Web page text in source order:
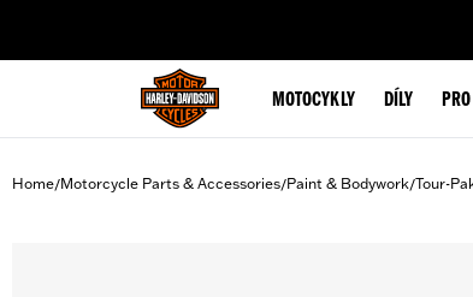
MOTOCYKLY DÍLY
Home/Motorcycle Parts & Accessories/Paint & Bodywork/Tour-